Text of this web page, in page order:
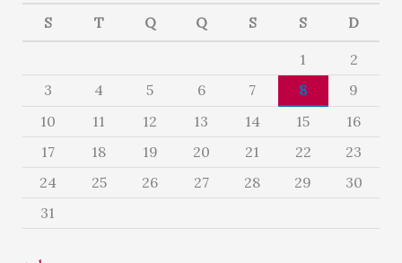
S T Q Q S S D
1
2
3
4 5 6 7 8
9
10
11 12 13 14 15
16
17
18 19 20 21 22
23
24
25 26 27 28 29
30
31